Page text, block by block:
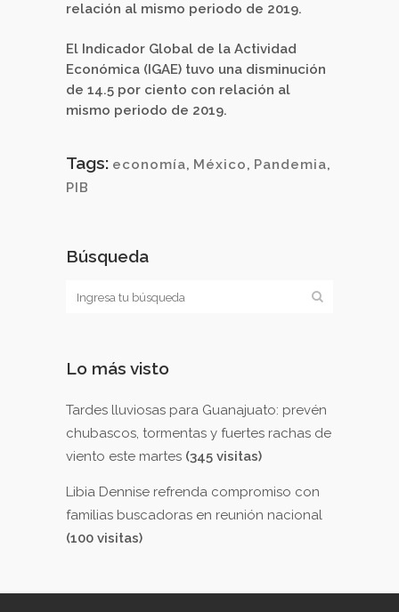
relación al mismo periodo de 2019.
El Indicador Global de la Actividad
Económica (IGAE) tuvo una disminución
de 14.5 por ciento con relación al
mismo periodo de 2019.
Tags: economía, México, Pandemia,
PIB
Búsqueda
Lo más visto
Tardes lluviosas para Guanajuato: prevén
chubascos, tormentas y fuertes rachas de
viento este martes (345 visitas)
Libia Dennise refrenda compromiso con
familias buscadoras en reunión nacional
(100 visitas)